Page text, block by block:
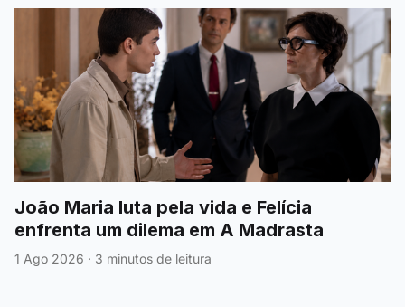
João Maria luta pela vida e Felícia
enfrenta um dilema em A Madrasta
1 Ago 2026 · 3 minutos de leitura